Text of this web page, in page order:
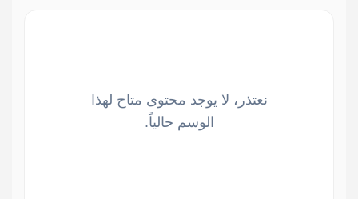
نعتذر، لا يوجد محتوى متاح لهذا
الوسم حالياً.